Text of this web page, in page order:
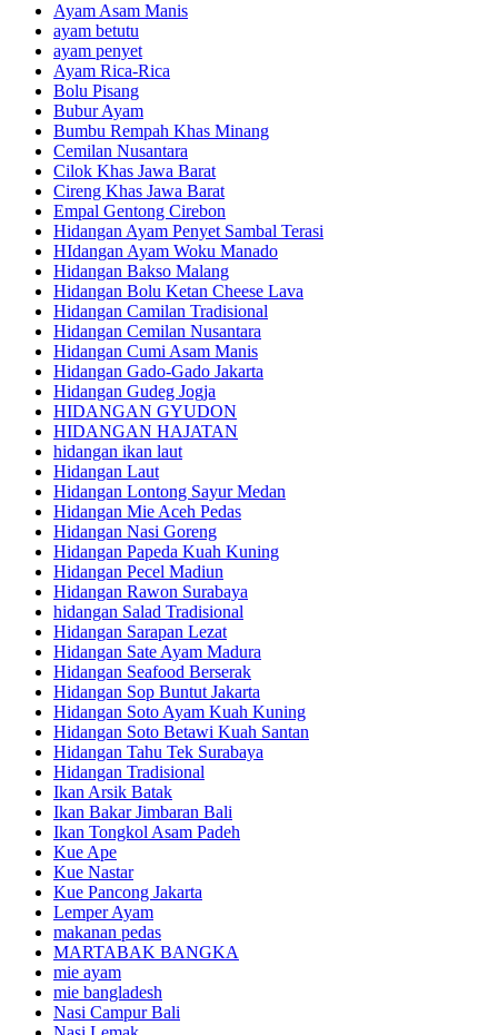
Ayam Asam Manis
ayam betutu
ayam penyet
Ayam Rica-Rica
Bolu Pisang
Bubur Ayam
Bumbu Rempah Khas Minang
Cemilan Nusantara
Cilok Khas Jawa Barat
Cireng Khas Jawa Barat
Empal Gentong Cirebon
Hidangan Ayam Penyet Sambal Terasi
HIdangan Ayam Woku Manado
Hidangan Bakso Malang
Hidangan Bolu Ketan Cheese Lava
Hidangan Camilan Tradisional
Hidangan Cemilan Nusantara
Hidangan Cumi Asam Manis
Hidangan Gado-Gado Jakarta
Hidangan Gudeg Jogja
HIDANGAN GYUDON
HIDANGAN HAJATAN
hidangan ikan laut
Hidangan Laut
Hidangan Lontong Sayur Medan
Hidangan Mie Aceh Pedas
Hidangan Nasi Goreng
Hidangan Papeda Kuah Kuning
Hidangan Pecel Madiun
Hidangan Rawon Surabaya
hidangan Salad Tradisional
Hidangan Sarapan Lezat
Hidangan Sate Ayam Madura
Hidangan Seafood Berserak
Hidangan Sop Buntut Jakarta
Hidangan Soto Ayam Kuah Kuning
Hidangan Soto Betawi Kuah Santan
Hidangan Tahu Tek Surabaya
Hidangan Tradisional
Ikan Arsik Batak
Ikan Bakar Jimbaran Bali
Ikan Tongkol Asam Padeh
Kue Ape
Kue Nastar
Kue Pancong Jakarta
Lemper Ayam
makanan pedas
MARTABAK BANGKA
mie ayam
mie bangladesh
Nasi Campur Bali